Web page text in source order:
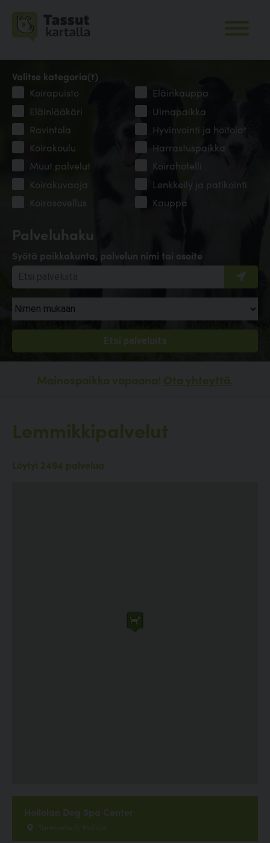
Palveluhaku
Syötä paikkakunta, palvelun nimi tai osoite
Valitse kategoria(t)
Koirapuisto
Eläinkauppa
Eläinlääkäri
Uimapaikka
Ravintola
Hyvinvointi ja hoitolat
Koirakoulu
Harrastuspaikka
Muut palvelut
Koirahotelli
Koirakuvaaja
Lenkkeily ja patikointi
Koirasovellus
Kauppa
Mainospaikka vapaana! Ota yhteyttä.
Lemmikkipalvelut
Löytyi 2494 palvelua
Hollolan Dog Spa Center
Tarmontie 5, Hollola